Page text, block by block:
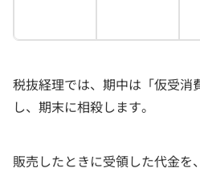
税抜経理では、期中は「仮受消
し、期末に相殺します。
販売したときに受領した代金を